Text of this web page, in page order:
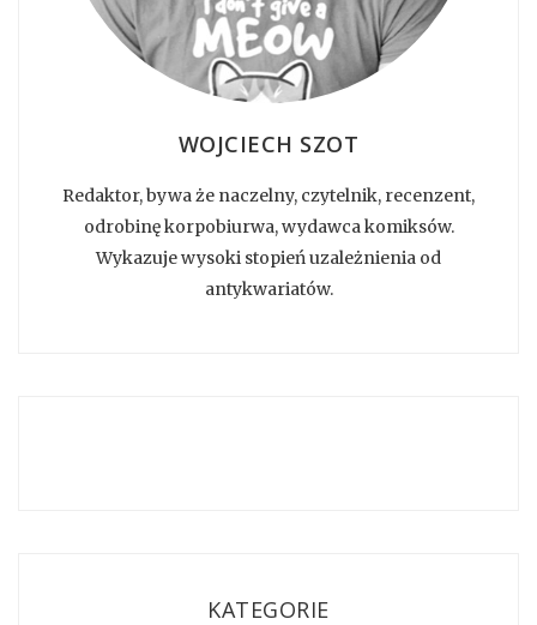
WOJCIECH SZOT
Redaktor, bywa że naczelny, czytelnik, recenzent,
odrobinę korpobiurwa, wydawca komiksów.
Wykazuje wysoki stopień uzależnienia od
antykwariatów.
KATEGORIE